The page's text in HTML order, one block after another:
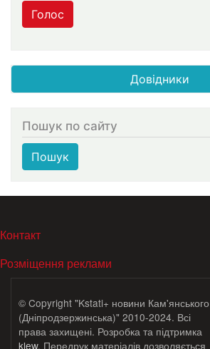
Голос
Довідники
Пошук по сайту
Пошук
МЕНЮ В ПОДВАЛЕ
Контакт
Розміщення реклами
© Copyright "Kstati+ новини Кам'янського
(Дніпродзержинська)" 2010-2024. Всі
права захищені. Розробка та підтримка
klew. Передрук матеріалів дозволяється